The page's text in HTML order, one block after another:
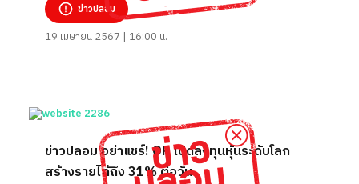
ข่าวปลอม
19 เมษายน 2567 | 16:00 น.
ข่าวปลอม อย่าแชร์! OR เปิดลงทุนหุ้นระดับโลก
สร้างรายได้ถึง 31% ต่อวัน